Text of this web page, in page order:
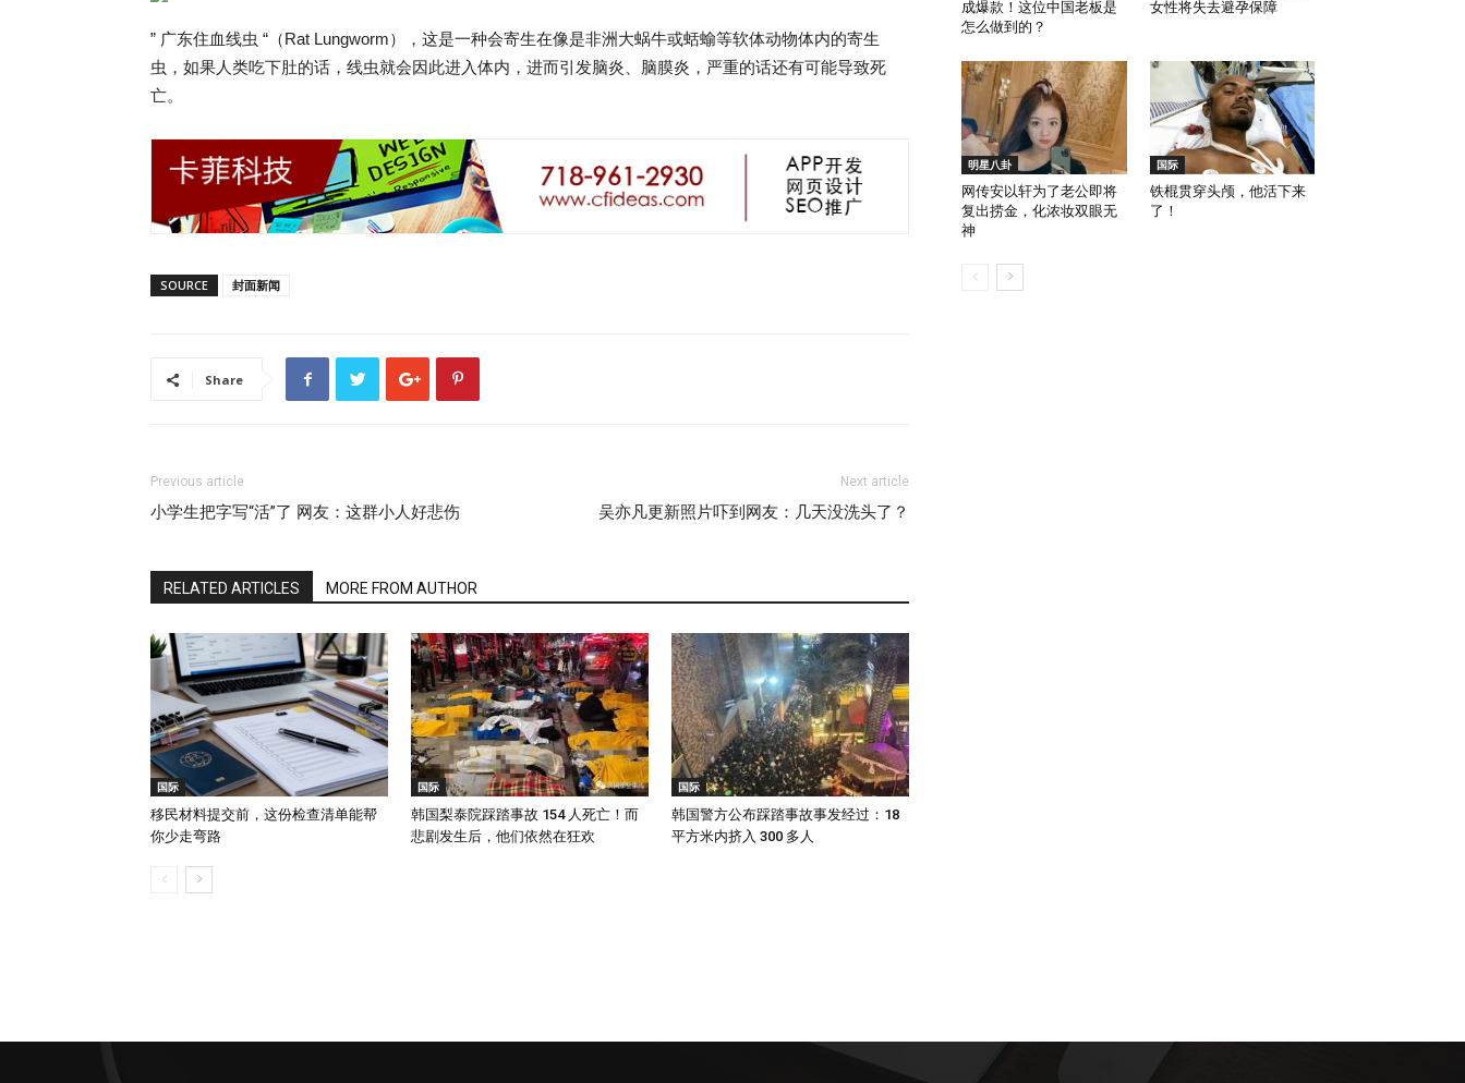
” 广东住血线虫 “（Rat Lungworm），这是一种会寄生在像是非洲大蜗牛或蛞蝓等软体动物体内的寄生
虫，如果人类吃下肚的话，线虫就会因此进入体内，进而引发脑炎、脑膜炎，严重的话还有可能导致死
亡。
SOURCE 封面新闻
Share
Previous article
小学生把字写“活”了 网友：这群小人好悲伤
Next article
吴亦凡更新照片吓到网友：几天没洗头了？
RELATED ARTICLES MORE FROM AUTHOR
国际
移民材料提交前，这份检查清单能帮
你少走弯路
国际
韩国梨泰院踩踏事故 154 人死亡！而
悲剧发生后，他们依然在狂欢
国际
韩国警方公布踩踏事故事发经过：18
平方米内挤入 300 多人
成爆款！这位中国老板是
怎么做到的？
女性将失去避孕保障
明星八卦
网传安以轩为了老公即将
复出捞金，化浓妆双眼无
神
国际
铁棍贯穿头颅，他活下来
了！